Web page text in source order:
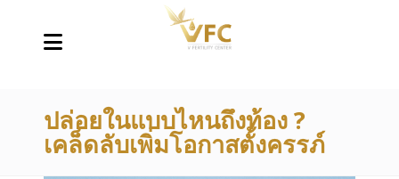
ปล่อยในแบบไหนถึงท้อง ?
เคล็ดลับเพิ่มโอกาสตั้งครรภ์